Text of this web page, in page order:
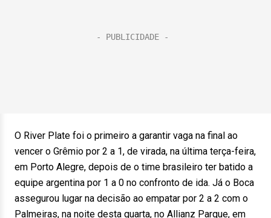
O River Plate foi o primeiro a garantir vaga na final ao
vencer o Grêmio por 2 a 1, de virada, na última terça-feira,
em Porto Alegre, depois de o time brasileiro ter batido a
equipe argentina por 1 a 0 no confronto de ida. Já o Boca
assegurou lugar na decisão ao empatar por 2 a 2 com o
Palmeiras, na noite desta quarta, no Allianz Parque, em